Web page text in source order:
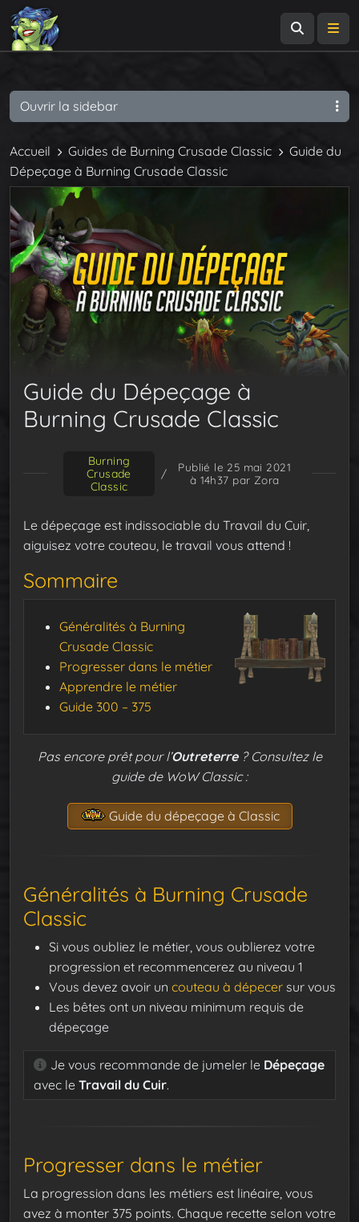
Accueil Guides de Burning Crusade Classic
Guide du
Dépeçage à Burning Crusade Classic
Guide du Dépeçage à
Burning Crusade Classic
Burning
Crusade
Classic
/
Publié le 25 mai 2021
à 14h37 par Zora
Le dépeçage est indissociable du Travail du Cuir,
aiguisez votre couteau, le travail vous attend !
Sommaire
Généralités à Burning
Crusade Classic
Progresser dans le métier
Apprendre le métier
Guide 300 – 375
Pas encore prêt pour l’Outreterre? Consultez le
guide de WoW Classic :
Guide du dépeçage à Classic
Généralités à Burning Crusade
Classic
Si vous oubliez le métier, vous oublierez votre
progression et recommencerez au niveau 1
Vous devez avoir un couteau à dépecer sur vous
Les bêtes ont un niveau minimum requis de
dépeçage
Je vous recommande de jumeler le Dépeçage
avec le Travail du Cuir.
Progresser dans le métier
La progression dans les métiers est linéaire, vous
avez à monter 375 points. Chaque recette selon votre
Ouvrir la sidebar